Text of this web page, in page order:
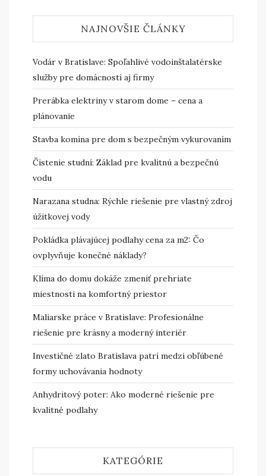
NAJNOVŠIE ČLÁNKY
Vodár v Bratislave: Spoľahlivé vodoinštalatérske
služby pre domácnosti aj firmy
Prerábka elektriny v starom dome – cena a
plánovanie
Stavba komína pre dom s bezpečným vykurovaním
Čistenie studní: Základ pre kvalitnú a bezpečnú
vodu
Narazana studna: Rýchle riešenie pre vlastný zdroj
úžitkovej vody
Pokládka plávajúcej podlahy cena za m2: Čo
ovplyvňuje konečné náklady?
Klíma do domu dokáže zmeniť prehriate
miestnosti na komfortný priestor
Maliarske práce v Bratislave: Profesionálne
riešenie pre krásny a moderný interiér
Investičné zlato Bratislava patrí medzi obľúbené
formy uchovávania hodnoty
Anhydritový poter: Ako moderné riešenie pre
kvalitné podlahy
KATEGÓRIE